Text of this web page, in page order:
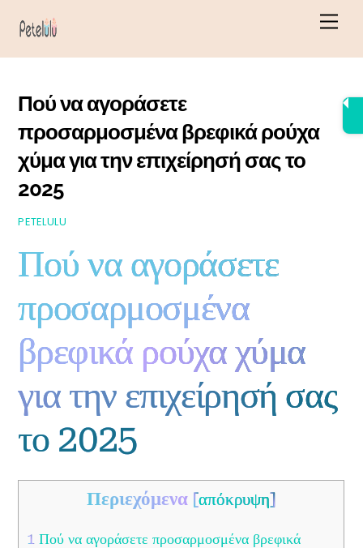
Πού να αγοράσετε
προσαρμοσμένα βρεφικά ρούχα
χύμα για την επιχείρησή σας το
2025
PETELULU
Πού να αγοράσετε
προσαρμοσμένα
βρεφικά ρούχα χύμα
για την επιχείρησή σας
το 2025
Περιεχόμενα [απόκρυψη]
1 Πού να αγοράσετε προσαρμοσμένα βρεφικά